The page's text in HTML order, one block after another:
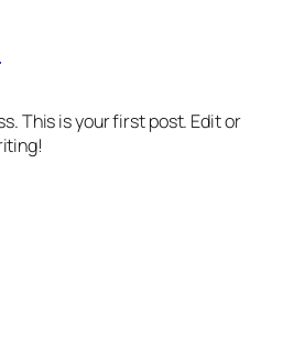
This is your first post. Edit or